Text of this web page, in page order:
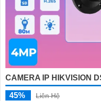
CAMERA IP HIKVISION
45%
Liên Hệ